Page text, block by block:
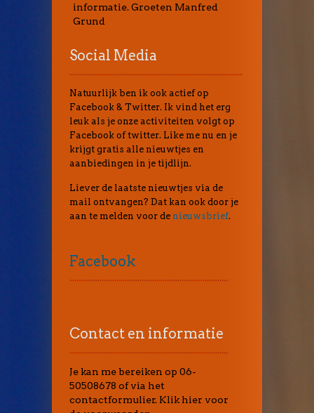
informatie. Groeten Manfred
Grund
Social Media
Natuurlijk ben ik ook actief op
Facebook & Twitter. Ik vind het erg
leuk als je onze activiteiten volgt op
Facebook of twitter. Like me nu en je
krijgt gratis alle nieuwtjes en
aanbiedingen in je tijdlijn.
Liever de laatste nieuwtjes via de
mail ontvangen? Dat kan ook door je
aan te melden voor de nieuwsbrief.
Facebook
Contact en informatie
Je kan me bereiken op 06-
50508678 of via het
contactformulier. Klik hier voor